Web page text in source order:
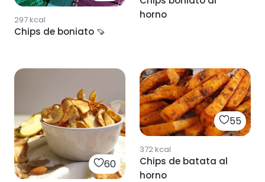
297kcal
Chips de boniato 🍠
horno
60
55
372kcal
Chips de batata al
horno